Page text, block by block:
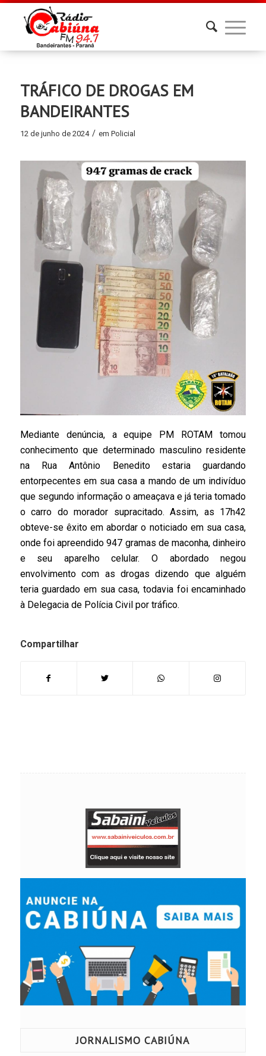
TRÁFICO DE DROGAS EM
BANDEIRANTES
12 de junho de 2024 / em Policial
Mediante denúncia, a equipe PM ROTAM tomou
conhecimento que determinado masculino residente
na Rua Antônio Benedito estaria guardando
entorpecentes em sua casa a mando de um indivíduo
que segundo informação o ameaçava e já teria tomado
o carro do morador supracitado. Assim, as 17h42
obteve-se êxito em abordar o noticiado em sua casa,
onde foi apreendido 947 gramas de maconha, dinheiro
e seu aparelho celular. O abordado negou
envolvimento com as drogas dizendo que alguém
teria guardado em sua casa, todavia foi encaminhado
à Delegacia de Polícia Civil por tráfico.
Compartilhar
JORNALISMO CABIÚNA